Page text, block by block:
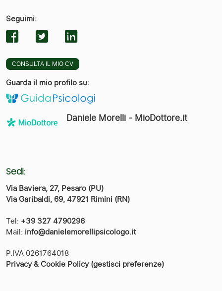
Seguimi:
CONSULTA IL MIO CV
Guarda il mio profilo su:
Daniele Morelli - MioDottore.it
Sedi:
Via Baviera, 27, Pesaro (PU)
Via Garibaldi, 69, 47921 Rimini (RN)
Tel: +39 327 4790296
Mail: info@danielemorellipsicologo.it
P.IVA 0261764018
Privacy & Cookie Policy (gestisci preferenze)